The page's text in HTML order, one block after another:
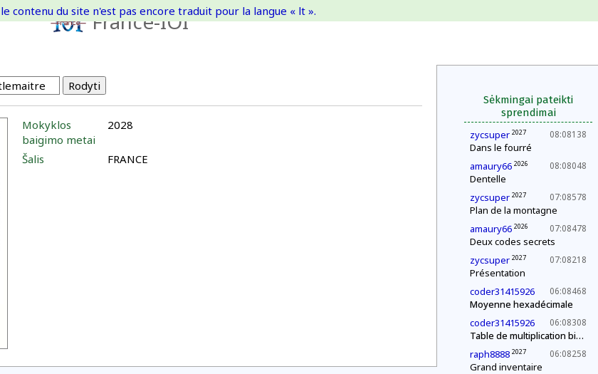
France-IOI
contenu du site n'est pas encore traduit pour la langue « lt ».
Sėkmingai pateikti
sprendimai
08:08138
zycsuper 2027
Dans le fourré
08:08048
amaury66 2026
Dentelle
07:08578
zycsuper 2027
Plan de la montagne
07:08478
amaury66 2026
Deux codes secrets
07:08218
zycsuper 2027
Présentation
06:08468
coder31415926
Moyenne hexadécimale
06:08308
coder31415926
Table de multiplication binaire
06:08258
raph8888 2027
Grand inventaire
Mokyklos
baigimo metai
2028
Šalis FRANCE